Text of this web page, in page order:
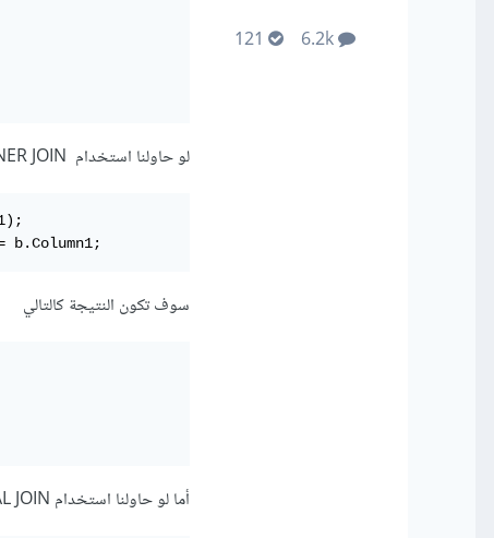
6.2k
لو حاولنا استخدام INNER JOIN كالتالي
b.Column1;
سوف تكون النتيجة كالتالي
أما لو حاولنا استخدام NATURAL JOIN فسوف تكون النتيحة كالتالي